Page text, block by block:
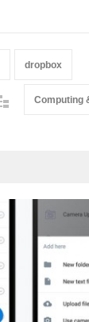
dropbox
Computing